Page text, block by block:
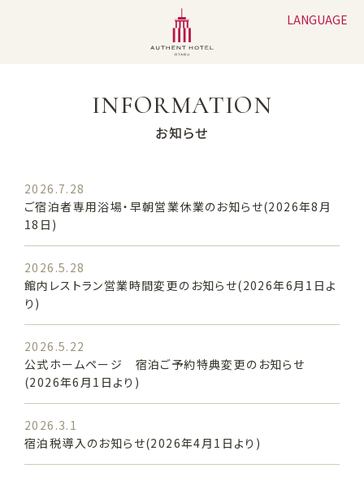
LANGUAGE
INFORMATION
お知らせ
2026.7.28
ご宿泊者専用浴場・早朝営業休業のお知らせ(2026年8月
18日)
2026.5.28
館内レストラン営業時間変更のお知らせ(2026年6月1日よ
り)
2026.5.22
公式ホームページ 宿泊ご予約特典変更のお知らせ
(2026年6月1日より)
2026.3.1
宿泊税導入のお知らせ(2026年4月1日より)